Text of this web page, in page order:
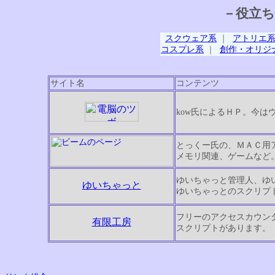
－役立
スクウェア系
アトリエ系
コスプレ系
創作・オリジ
サイト名 コンテンツ
kow氏によるＨＰ。今は
とっくー氏の、ＭＡＣ
メモリ関連、ゲームなど
ゆいちゃっと
ゆいちゃっと管理人、ゆ
ゆいちゃっとのスクリプ
有限工房
フリーのアクセスカウン
スクリプトがあります。